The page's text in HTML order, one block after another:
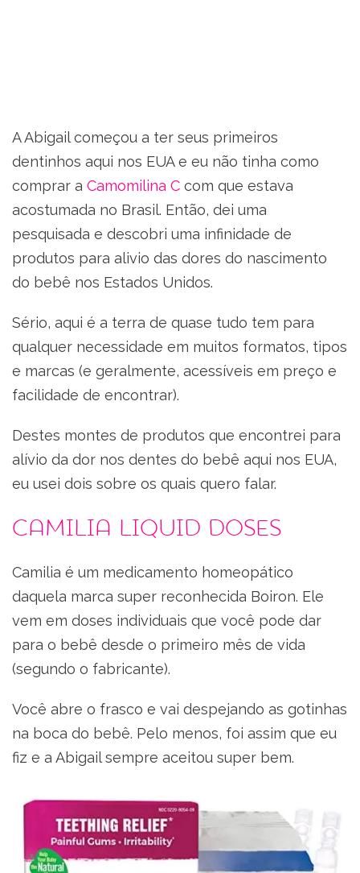
A Abigail começou a ter seus primeiros
dentinhos aqui nos EUA e eu não tinha como
comprar a Camomilina C com que estava
acostumada no Brasil. Então, dei uma
pesquisada e descobri uma infinidade de
produtos para alivio das dores do nascimento
do bebê nos Estados Unidos.
Sério, aqui é a terra de quase tudo tem para
qualquer necessidade em muitos formatos, tipos
e marcas (e geralmente, acessíveis em preço e
facilidade de encontrar).
Destes montes de produtos que encontrei para
alívio da dor nos dentes do bebê aqui nos EUA,
eu usei dois sobre os quais quero falar.
Camilia Liquid Doses
Camilia é um medicamento homeopático
daquela marca super reconhecida Boiron. Ele
vem em doses individuais que você pode dar
para o bebê desde o primeiro mês de vida
(segundo o fabricante).
Você abre o frasco e vai despejando as gotinhas
na boca do bebê. Pelo menos, foi assim que eu
fiz e a Abigail sempre aceitou super bem.